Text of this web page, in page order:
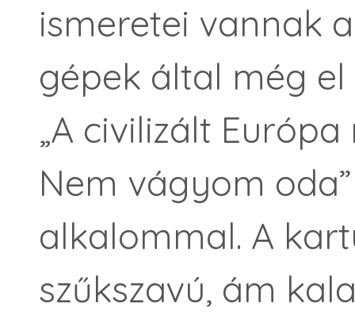
ismeretei vannak
gépek által még
„A civilizált
Nem vágyom
alkalommal. A
szűkszavú, ám